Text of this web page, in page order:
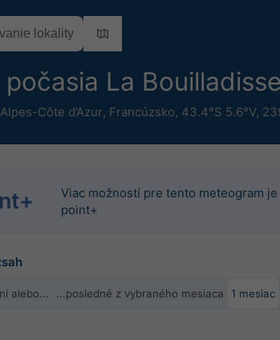
La
Côte d’Azur, Francúzsko, 43.4°S 5.6°V,
Viac možností pre tento meteogram
point+
alebo... ...posledné z vybraného mesiaca 1 mesiac